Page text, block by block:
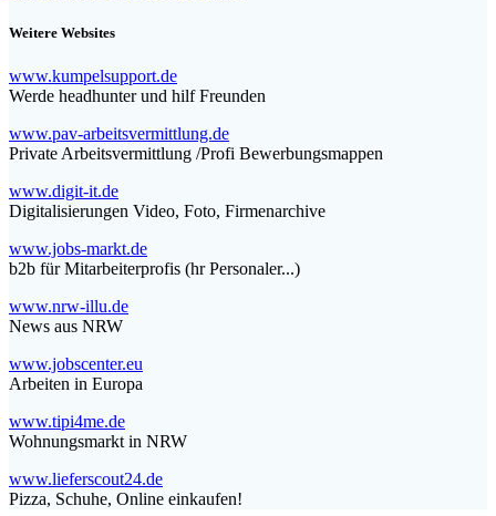
Weitere Websites
www.kumpelsupport.de
Werde headhunter und hilf Freunden
www.pav-arbeitsvermittlung.de
Private Arbeitsvermittlung /Profi Bewerbungsmappen
www.digit-it.de
Digitalisierungen Video, Foto, Firmenarchive
www.jobs-markt.de
b2b für Mitarbeiterprofis (hr Personaler...)
www.nrw-illu.de
News aus NRW
www.jobscenter.eu
Arbeiten in Europa
www.tipi4me.de
Wohnungsmarkt in NRW
www.lieferscout24.de
Pizza, Schuhe, Online einkaufen!